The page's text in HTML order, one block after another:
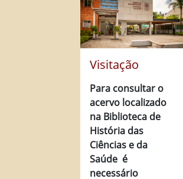
Visitação
Para consultar o
acervo localizado
na Biblioteca de
História das
Ciências e da
Saúde é
necessário